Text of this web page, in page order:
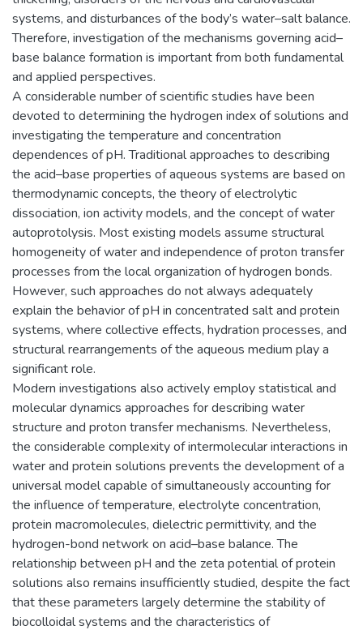
systems, and disturbances of the body’s water–salt balance.
Therefore, investigation of the mechanisms governing acid–
base balance formation is important from both fundamental
and applied perspectives.
A considerable number of scientific studies have been
devoted to determining the hydrogen index of solutions and
investigating the temperature and concentration
dependences of pH. Traditional approaches to describing
the acid–base properties of aqueous systems are based on
thermodynamic concepts, the theory of electrolytic
dissociation, ion activity models, and the concept of water
autoprotolysis. Most existing models assume structural
homogeneity of water and independence of proton transfer
processes from the local organization of hydrogen bonds.
However, such approaches do not always adequately
explain the behavior of pH in concentrated salt and protein
systems, where collective effects, hydration processes, and
structural rearrangements of the aqueous medium play a
significant role.
Modern investigations also actively employ statistical and
molecular dynamics approaches for describing water
structure and proton transfer mechanisms. Nevertheless,
the considerable complexity of intermolecular interactions in
water and protein solutions prevents the development of a
universal model capable of simultaneously accounting for
the influence of temperature, electrolyte concentration,
protein macromolecules, dielectric permittivity, and the
hydrogen-bond network on acid–base balance. The
relationship between pH and the zeta potential of protein
solutions also remains insufficiently studied, despite the fact
that these parameters largely determine the stability of
biocolloidal systems and the characteristics of